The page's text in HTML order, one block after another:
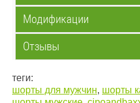
Модификации
Отзывы
теги:
шорты для мужчин, шорты